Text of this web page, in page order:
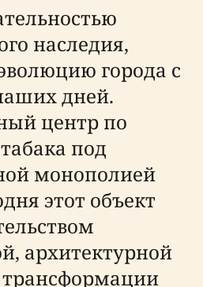
наследия,
города с
дней.
центр по
под
монополией
этот объект
архитектурной